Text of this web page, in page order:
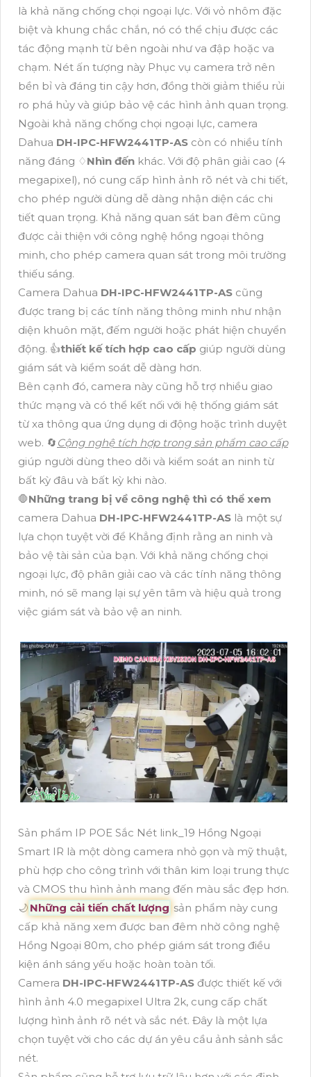
là khả năng chống chọi ngoại lực. Với vỏ nhôm đặc
biệt và khung chắc chắn, nó có thể chịu được các
tác động mạnh từ bên ngoài như va đập hoặc va
chạm. Nét ấn tượng này Phục vụ camera trở nên
bền bỉ và đáng tin cậy hơn, đồng thời giảm thiểu rủi
ro phá hủy và giúp bảo vệ các hình ảnh quan trọng.
Ngoài khả năng chống chọi ngoại lực, camera
Dahua DH-IPC-HFW2441TP-AS còn có nhiều tính
năng đáng ♢Nhìn đến khác. Với độ phân giải cao (4
megapixel), nó cung cấp hình ảnh rõ nét và chi tiết,
cho phép người dùng dễ dàng nhận diện các chi
tiết quan trọng. Khả năng quan sát ban đêm cũng
được cải thiện với công nghệ hồng ngoại thông
minh, cho phép camera quan sát trong môi trường
thiếu sáng.
Camera Dahua DH-IPC-HFW2441TP-AS cũng
được trang bị các tính năng thông minh như nhận
diện khuôn mặt, đếm người hoặc phát hiện chuyển
động. 👍thiết kế tích hợp cao cấp giúp người dùng
giám sát và kiểm soát dễ dàng hơn.
Bên cạnh đó, camera này cũng hỗ trợ nhiều giao
thức mạng và có thể kết nối với hệ thống giám sát
từ xa thông qua ứng dụng di động hoặc trình duyệt
web. 🔄 Cộng nghệ tích hợp trong sản phẩm cao cấp
giúp người dùng theo dõi và kiểm soát an ninh từ
bất kỳ đâu và bất kỳ khi nào.
🛑Những trang bị về công nghệ thì có thể xem
camera Dahua DH-IPC-HFW2441TP-AS là một sự
lựa chọn tuyệt vời để Khẳng định rằng an ninh và
bảo vệ tài sản của bạn. Với khả năng chống chọi
ngoại lực, độ phân giải cao và các tính năng thông
minh, nó sẽ mang lại sự yên tâm và hiệu quả trong
việc giám sát và bảo vệ an ninh.
Sản phẩm IP POE Sắc Nét link_19 Hồng Ngoại
Smart IR là một dòng camera nhỏ gọn và mỹ thuật,
phù hợp cho công trình với thân kim loại trung thực
và CMOS thu hình ảnh mang đến màu sắc đẹp hơn.
🌙 Những cải tiến chất lượng sản phẩm này cung
cấp khả năng xem được ban đêm nhờ công nghệ
Hồng Ngoại 80m, cho phép giám sát trong điều
kiện ánh sáng yếu hoặc hoàn toàn tối.
Camera DH-IPC-HFW2441TP-AS được thiết kế với
hình ảnh 4.0 megapixel Ultra 2k, cung cấp chất
lượng hình ảnh rõ nét và sắc nét. Đây là một lựa
chọn tuyệt vời cho các dự án yêu cầu ảnh sảnh sắc
nét.